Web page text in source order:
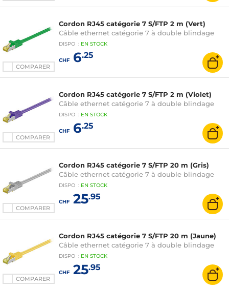
COMPARER
Cordon RJ45 catégorie 7 S/FTP 2 m (Vert)
Câble ethernet catégorie 7 à double blindage
DISPO : EN STOCK
CHF6.25
COMPARER
Cordon RJ45 catégorie 7 S/FTP 2 m (Violet)
Câble ethernet catégorie 7 à double blindage
DISPO : EN STOCK
CHF6.25
COMPARER
Cordon RJ45 catégorie 7 S/FTP 20 m (Gris)
Câble ethernet catégorie 7 à double blindage
DISPO : EN STOCK
CHF25.95
COMPARER
Cordon RJ45 catégorie 7 S/FTP 20 m (Jaune)
Câble ethernet catégorie 7 à double blindage
DISPO : EN STOCK
CHF25.95